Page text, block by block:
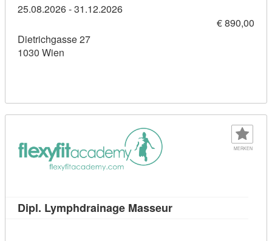
25.08.2026 - 31.12.2026
€ 890,00
Dietrichgasse 27
1030 Wien
MERKEN
Dipl. Lymphdrainage MasseurKursdetail: Dipl.